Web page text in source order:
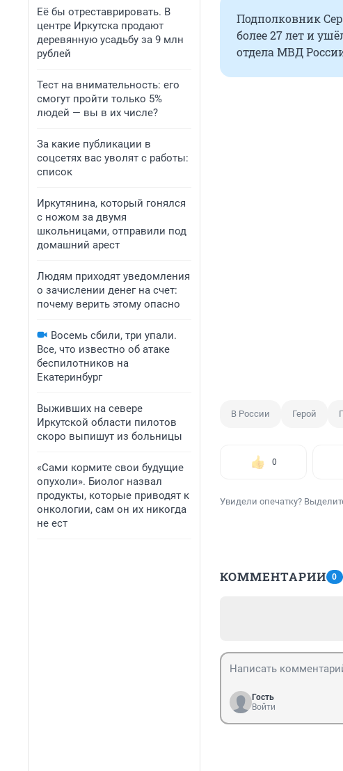
Её бы отреставрировать. В
центре Иркутска продают
деревянную усадьбу за 9 млн
рублей
Тест на внимательность: его
смогут пройти только 5%
людей — вы в их числе?
За какие публикации в
соцсетях вас уволят с работы:
список
Иркутянина, который гонялся
с ножом за двумя
школьницами, отправили под
домашний арест
Людям приходят уведомления
о зачислении денег на счет:
почему верить этому опасно
Восемь сбили, три упали.
Все, что известно об атаке
беспилотников на
Екатеринбург
Выживших на севере
Иркутской области пилотов
скоро выпишут из больницы
«Сами кормите свои будущие
опухоли». Биолог назвал
продукты, которые приводят к
онкологии, сам он их никогда
не ест
Подполковник
более 27 лет и
отдела МВД
В России Герой
0
Увидели опечатку?
КОММЕНТАРИИ 0
Гость
Войти